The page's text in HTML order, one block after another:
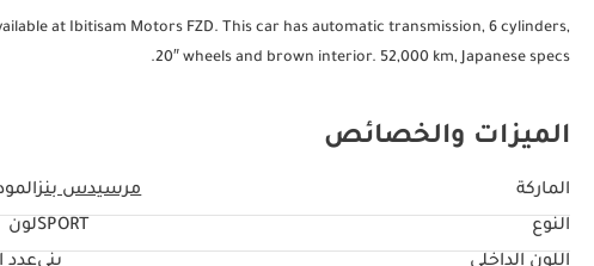
at Ibitisam Motors FZD. This car has automatic transmission, 6 cylinders,
20″ wheels and brown interior. 52,000 km, Japanese specs.
الميزات والخصائص
الماركة مرسيدس بنز
النوع
SPORTلون
اللون الداخلي
بنيعدد